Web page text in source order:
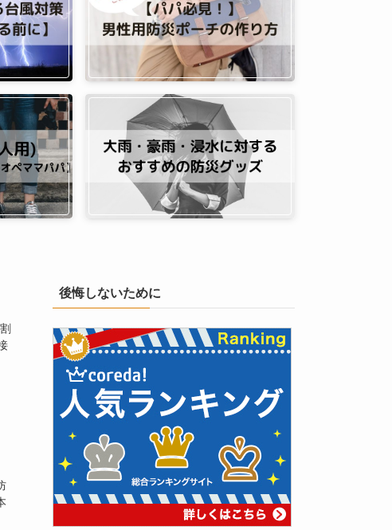
後悔しないために